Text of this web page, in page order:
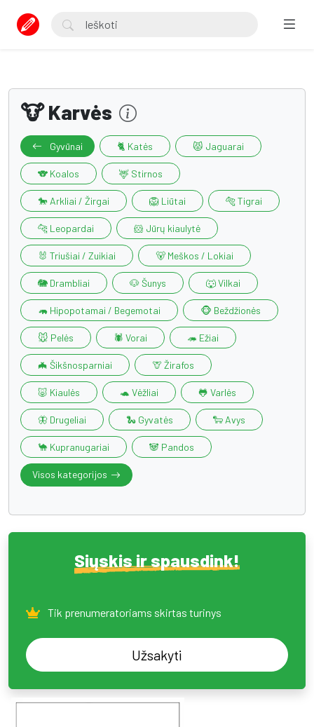
🐮 Karvės
Gyvūnai 🐈 Katės 😾 Jaguarai
🐨 Koalos 🦌 Stirnos
🐎 Arkliai / Žirgai 🦁 Liūtai 🐅 Tigrai
🐆 Leopardai 🐹 Jūrų kiaulytė
🐰 Triušiai / Zuikiai 🐻 Meškos / Lokiai
🐘 Drambliai 🐶 Šunys 🐺 Vilkai
🦛 Hipopotamai / Begemotai 🐵 Beždžionės
🐭 Pelės 🕷️ Vorai 🦔 Ežiai
🦇 Šikšnosparniai 🦒 Žirafos
🐷 Kiaulės 🐢 Vėžliai 🐸 Varlės
🦋 Drugeliai 🐍 Gyvatės 🐑 Avys
🐪 Kupranugariai 🐼 Pandos
Visos kategorijos
Siųskis ir spausdink!
Tik prenumeratoriams skirtas turinys
Užsakyti